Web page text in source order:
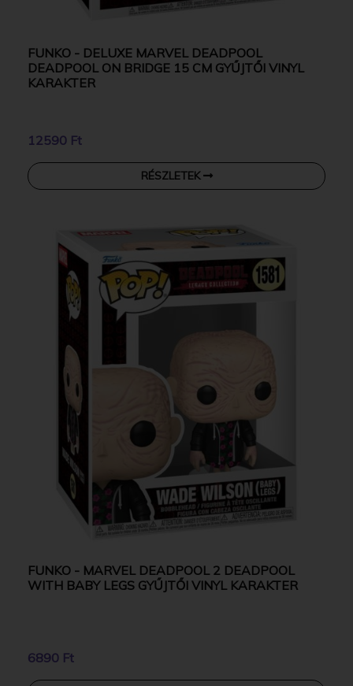
FUNKO - DELUXE MARVEL DEADPOOL
DEADPOOL ON BRIDGE 15 CM GYŰJTŐI VINYL
KARAKTER
12590 Ft
RÉSZLETEK
FUNKO - MARVEL DEADPOOL 2 DEADPOOL
WITH BABY LEGS GYŰJTŐI VINYL KARAKTER
6890 Ft